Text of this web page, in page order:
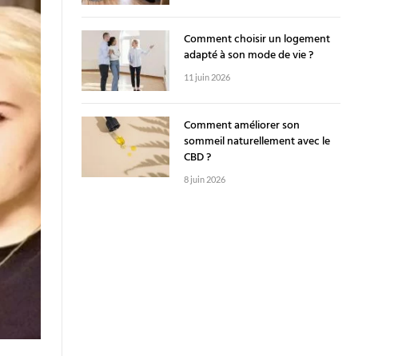
Comment choisir un logement
adapté à son mode de vie ?
11 juin 2026
Comment améliorer son
sommeil naturellement avec le
CBD ?
8 juin 2026